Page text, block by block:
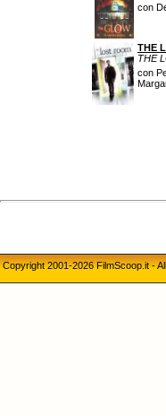
con
THE
THE
con
Copyright 2001-2026 FilmScoop.it -